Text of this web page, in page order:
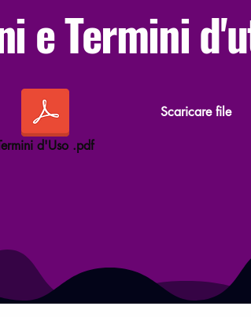
e Termini
d'Uso .pdf
Scaricare file